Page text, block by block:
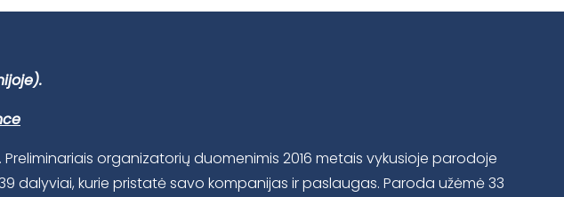
organizatorių duomenimis 2016 metais vykusioje parodoje
dalyviai, kurie pristatė savo kompanijas ir paslaugas. Paroda užėmė 33